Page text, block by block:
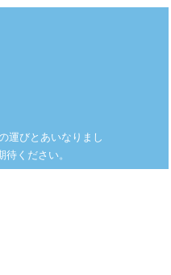
運びとあいなりまし
ください。